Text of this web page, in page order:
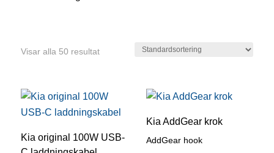
Visar alla 50 resultat
Kia original 100W USB-
Kia AddGear krok
AddGear hook